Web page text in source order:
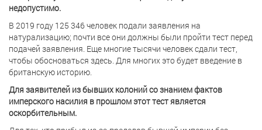
недопустимо.
В 2019 году 125 346 человек подали заявления на
натурализацию; почти все они должны были пройти тест перед
подачей заявления. Еще многие тысячи человек сдали тест,
чтобы обосноваться здесь. Для многих это будет введение в
британскую историю.
Для заявителей из бывших колоний со знанием фактов
имперского насилия в прошлом этот тест является
оскорбительным.